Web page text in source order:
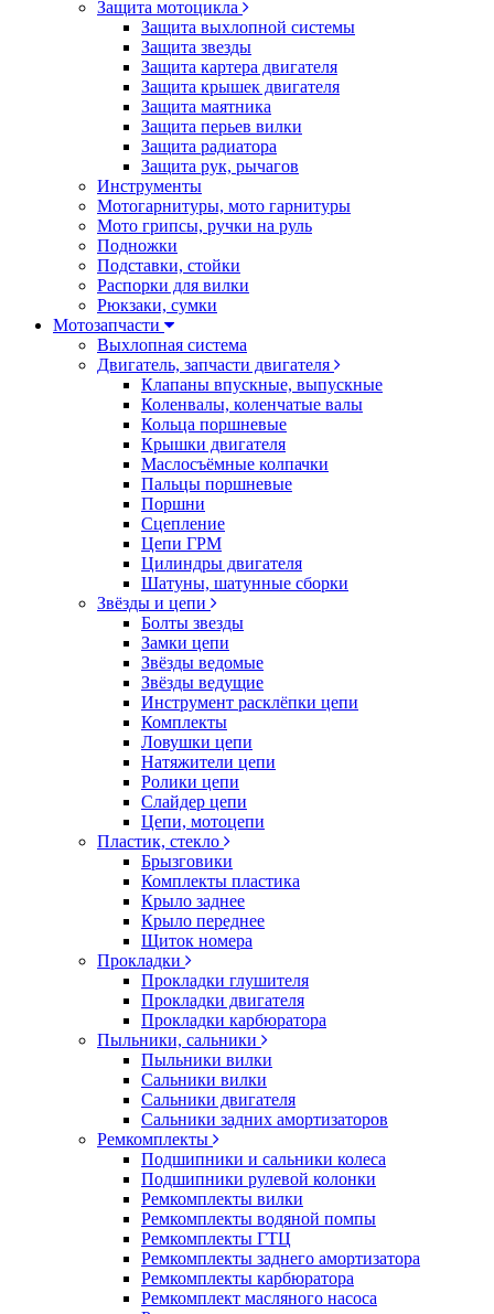
Защита мотоцикла
Защита выхлопной системы
Защита звезды
Защита картера двигателя
Защита крышек двигателя
Защита маятника
Защита перьев вилки
Защита радиатора
Защита рук, рычагов
Инструменты
Мотогарнитуры, мото гарнитуры
Мото грипсы, ручки на руль
Подножки
Подставки, стойки
Распорки для вилки
Рюкзаки, сумки
Мотозапчасти
Выхлопная система
Двигатель, запчасти двигателя
Клапаны впускные, выпускные
Коленвалы, коленчатые валы
Кольца поршневые
Крышки двигателя
Маслосъёмные колпачки
Пальцы поршневые
Поршни
Сцепление
Цепи ГРМ
Цилиндры двигателя
Шатуны, шатунные сборки
Звёзды и цепи
Болты звезды
Замки цепи
Звёзды ведомые
Звёзды ведущие
Инструмент расклёпки цепи
Комплекты
Ловушки цепи
Натяжители цепи
Ролики цепи
Слайдер цепи
Цепи, мотоцепи
Пластик, стекло
Брызговики
Комплекты пластика
Крыло заднее
Крыло переднее
Щиток номера
Прокладки
Прокладки глушителя
Прокладки двигателя
Прокладки карбюратора
Пыльники, сальники
Пыльники вилки
Сальники вилки
Сальники двигателя
Сальники задних амортизаторов
Ремкомплекты
Подшипники и сальники колеса
Подшипники рулевой колонки
Ремкомплекты вилки
Ремкомплекты водяной помпы
Ремкомплекты ГТЦ
Ремкомплекты заднего амортизатора
Ремкомплекты карбюратора
Ремкомплект масляного насоса